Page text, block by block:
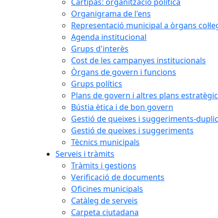
Organigrama de l'ens
Representació municipal a òrgans
Agenda institucional
Grups d'interès
Cost de les campanyes institucionals
Òrgans de govern i funcions
Grups polítics
Plans de govern i altres plans
Bústia ètica i de bon govern
Gestió de queixes i suggeriments-
Gestió de queixes i suggeriments
Tècnics municipals
Serveis i tràmits
Tràmits i gestions
Verificació de documents
Oficines municipals
Catàleg de serveis
Carpeta ciutadana